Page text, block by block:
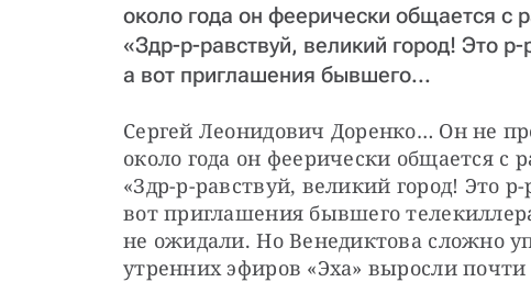
около года он феерически общается с
«Здр-р-равствуй, великий город! Это
а вот приглашения бывшего...
Сергей Леонидович Доренко… Он не
около года он феерически общается
«Здр-р-равствуй, великий город! Это
вот приглашения бывшего
не ожидали. Но Венедиктова сложно
утренних эфиров «Эха» выросли почти